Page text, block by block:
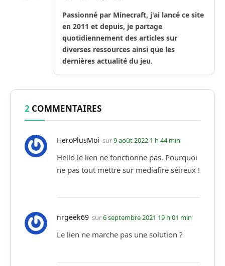
Passionné par Minecraft, j'ai lancé ce site
en 2011 et depuis, je partage
quotidiennement des articles sur
diverses ressources ainsi que les
dernières actualité du jeu.
2 COMMENTAIRES
HeroPlusMoi sur9 août 2022 1 h 44 min
Hello le lien ne fonctionne pas. Pourquoi
ne pas tout mettre sur mediafire séireux !
nrgeek69 sur6 septembre 2021 19 h 01 min
Le lien ne marche pas une solution ?